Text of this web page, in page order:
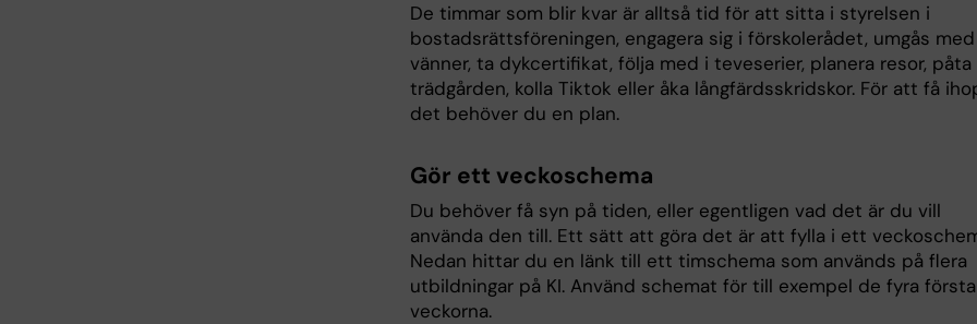
De timmar som blir kvar är alltså tid för att sitta i styrelsen i
bostadsrättsföreningen, engagera sig i förskolerådet, umgås med
vänner, ta dykcertifikat, följa med i teveserier, planera resor, påta
trädgården, kolla Tiktok eller åka långfärdsskridskor. För att få
det behöver du en plan.
Gör ett veckoschema
Du behöver få syn på tiden, eller egentligen vad det är du vill
använda den till. Ett sätt att göra det är att fylla i ett
Nedan hittar du en länk till ett timschema som används på flera
utbildningar på KI. Använd schemat för till exempel de fyra första
veckorna.